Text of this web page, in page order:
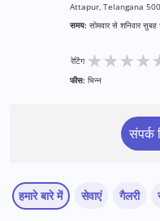
Attapur, Telangana
समय: सोमवार से शनिवार
रेटिंग ★★★★
फीस: भिन्न
संपर्क
हमारे बारे में सेवाएं गैलरी